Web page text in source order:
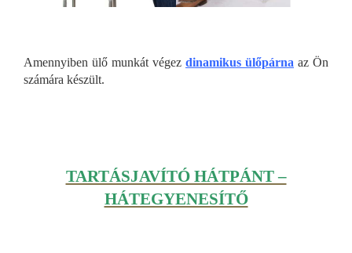
Amennyiben ülő munkát végez dinamikus ülőpárna az Ön
számára készült.
TARTÁSJAVÍTÓ HÁTPÁNT –
HÁTEGYENESÍTŐ